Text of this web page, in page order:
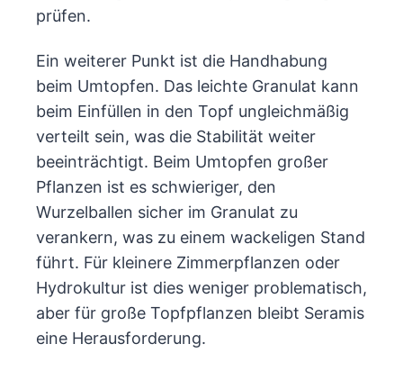
prüfen.
Ein weiterer Punkt ist die Handhabung
beim Umtopfen. Das leichte Granulat kann
beim Einfüllen in den Topf ungleichmäßig
verteilt sein, was die Stabilität weiter
beeinträchtigt. Beim Umtopfen großer
Pflanzen ist es schwieriger, den
Wurzelballen sicher im Granulat zu
verankern, was zu einem wackeligen Stand
führt. Für kleinere Zimmerpflanzen oder
Hydrokultur ist dies weniger problematisch,
aber für große Topfpflanzen bleibt Seramis
eine Herausforderung.